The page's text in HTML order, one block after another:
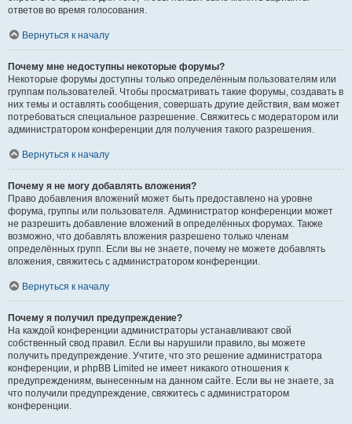
ответов во время голосования.
Вернуться к началу
Почему мне недоступны некоторые форумы?
Некоторые форумы доступны только определённым пользователям или
группам пользователей. Чтобы просматривать такие форумы, создавать в
них темы и оставлять сообщения, совершать другие действия, вам может
потребоваться специальное разрешение. Свяжитесь с модератором или
администратором конференции для получения такого разрешения.
Вернуться к началу
Почему я не могу добавлять вложения?
Право добавления вложений может быть предоставлено на уровне
форума, группы или пользователя. Администратор конференции может
не разрешить добавление вложений в определённых форумах. Также
возможно, что добавлять вложения разрешено только членам
определённых групп. Если вы не знаете, почему не можете добавлять
вложения, свяжитесь с администратором конференции.
Вернуться к началу
Почему я получил предупреждение?
На каждой конференции администраторы устанавливают свой
собственный свод правил. Если вы нарушили правило, вы можете
получить предупреждение. Учтите, что это решение администратора
конференции, и phpBB Limited не имеет никакого отношения к
предупреждениям, вынесенным на данном сайте. Если вы не знаете, за
что получили предупреждение, свяжитесь с администратором
конференции.